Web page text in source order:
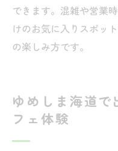
できます。混雑や営業
けのお気に入りスポッ
の楽しみ方です。
ゆめしま海道で
フェ体験